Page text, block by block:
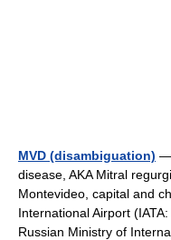
MVD (disambiguation) —
disease, AKA Mitral
Montevideo, capital and
International Airport
Russian Ministry of